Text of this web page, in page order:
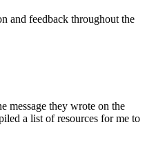
and feedback throughout the
message they wrote on the
a list of resources for me to